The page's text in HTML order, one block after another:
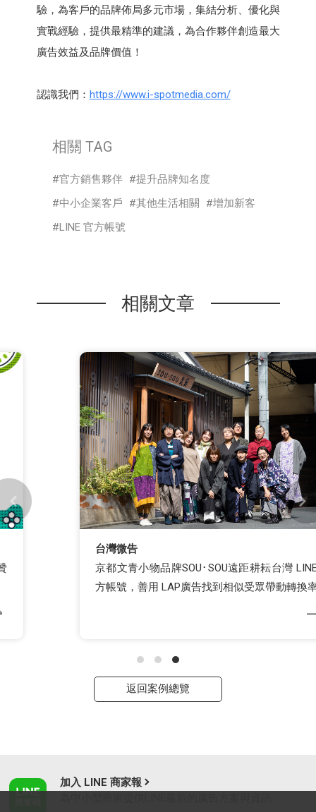
驗，為客戶的品牌佈局多元市場，集結分析、優化與
實戰經驗，提供最精準的建議，為合作夥伴創造最大
廣告效益及品牌價值！
認識我們： https://www.i-spotmedia.com/
相關 TAG
官方銷售夥伴
提升品牌知名度
中小企業客戶
其他生活相關
增加新客
LINE 官方帳號
相關文章
京都文青小物品牌SOU･SOU遠距耕耘台灣 LINE官
方帳號，善用 LAP廣告找到相似受眾帶動轉換率
返回案例總覽
加入 LINE 商家報